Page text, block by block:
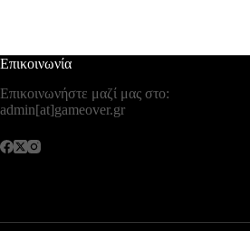
Επικοινωνία
Επικοινωνήστε μαζί μας στο:
admin[at]gameover.gr